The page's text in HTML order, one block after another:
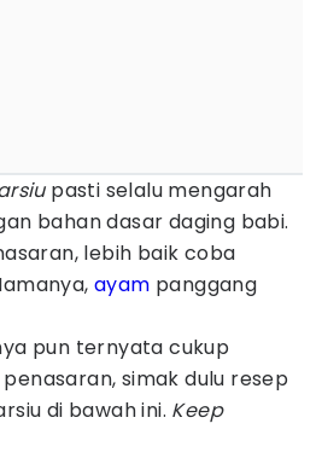
pasti selalu mengarah
bahan dasar daging babi.
lebih baik coba
ayam panggang
pun ternyata cukup
simak dulu resep
di bawah ini. Keep